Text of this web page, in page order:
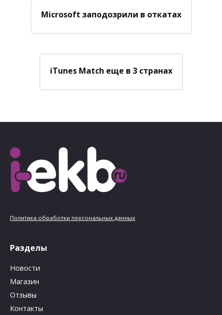
Microsoft заподозрили в откатах
iTunes Match еще в 3 странах
Политика обработки персональных данных
Разделы
Новости
Магазин
Отзывы
Контакты